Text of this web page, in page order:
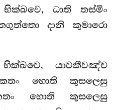
ධාති තස්මිං
දානි කුමාරො
භික්ඛවෙ, යාවකීවඤ්ච
හොති කුසලෙසු
හොති කුසලෙසු